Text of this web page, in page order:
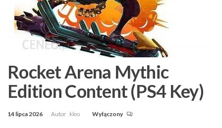
Rocket Arena Mythic
Edition Content (PS4 Key)
14 lipca 2026 Autor kleo Wyłączony